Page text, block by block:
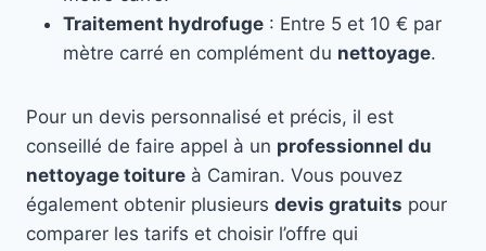
Traitement hydrofuge : Entre 5 et 10 € par
mètre carré en complément du nettoyage.
Pour un devis personnalisé et précis, il est
conseillé de faire appel à un professionnel du
nettoyage toiture à Camiran. Vous pouvez
également obtenir plusieurs devis gratuits pour
comparer les tarifs et choisir l’offre qui